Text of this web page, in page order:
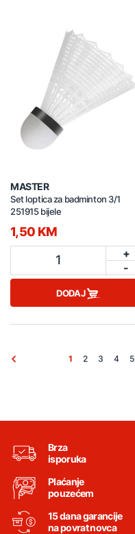
MASTER
Set loptica za badminton 3/1
251915 bijele
1,50 KM
1
+
-
DODAJ
1 2 3 4 5
Brza
isporuka
Plaćanje
pouzećem
15 dana garancije
na povrat novca